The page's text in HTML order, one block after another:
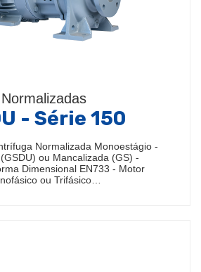
Normalizadas
- Série 150
Normalizada Monoestágio -
ou Mancalizada (GS) -
Dimensional EN733 - Motor
ou Trifásico…